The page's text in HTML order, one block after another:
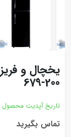
679-200
تاریخ آپدیت محصول
تماس بگیرید